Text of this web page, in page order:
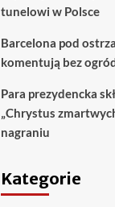
tunelowi w Polsce
Barcelona pod
komentują bez
Para prezydencka
„Chrystus
nagraniu
Kategorie